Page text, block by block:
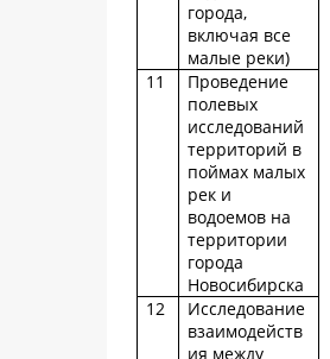
города,
включая все
малые реки)
11
Проведение
полевых
исследований
территорий в
поймах малых
рек и
водоемов на
территории
города
Новосибирска
12
Исследование
взаимодейств
ия между